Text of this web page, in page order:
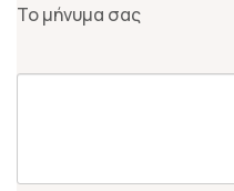
Το μήνυμα σας